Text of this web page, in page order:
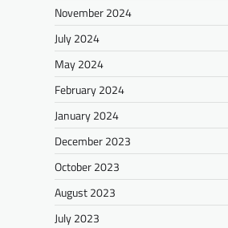
November 2024
July 2024
May 2024
February 2024
January 2024
December 2023
October 2023
August 2023
July 2023